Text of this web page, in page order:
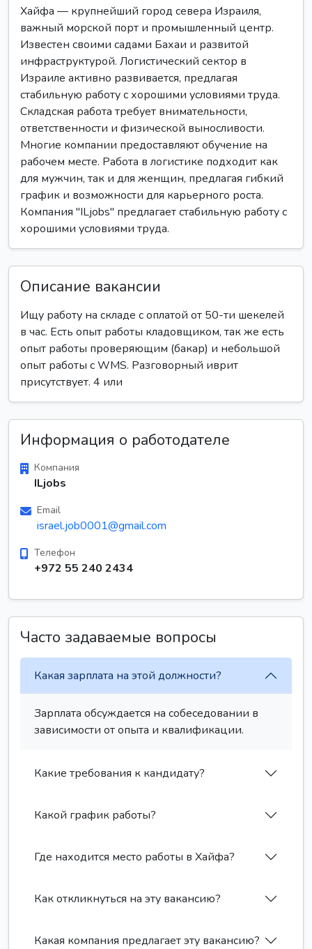
Хайфа — крупнейший город севера Израиля,
важный морской порт и промышленный центр.
Известен своими садами Бахаи и развитой
инфраструктурой. Логистический сектор в
Израиле активно развивается, предлагая
стабильную работу с хорошими условиями труда.
Складская работа требует внимательности,
ответственности и физической выносливости.
Многие компании предоставляют обучение на
рабочем месте. Работа в логистике подходит как
для мужчин, так и для женщин, предлагая гибкий
график и возможности для карьерного роста.
Компания "ILjobs" предлагает стабильную работу с
хорошими условиями труда.
Описание вакансии
Ищу работу на складе с оплатой от 50-ти шекелей
в час. Есть опыт работы кладовщиком, так же есть
опыт работы проверяющим (бакар) и небольшой
опыт работы с WMS. Разговорный иврит
присутствует. 4 или
Информация о работодателе
Компания
ILjobs
Email
israel.job0001@gmail.com
Телефон
+972 55 240 2434
Часто задаваемые вопросы
Какая зарплата на этой должности?
Зарплата обсуждается на собеседовании в
зависимости от опыта и квалификации.
Какие требования к кандидату?
Какой график работы?
Где находится место работы в Хайфа?
Как откликнуться на эту вакансию?
Какая компания предлагает эту вакансию?